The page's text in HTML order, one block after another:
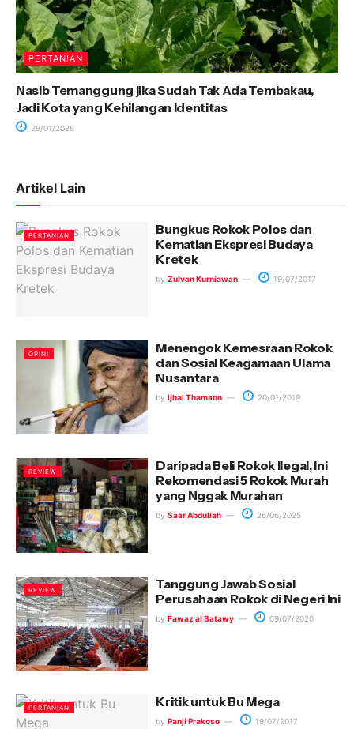
PERTANIAN
Nasib Temanggung jika Sudah Tak Ada Tembakau,
Jadi Kota yang Kehilangan Identitas
29/01/2025
Artikel Lain
PERTANIAN
Bungkus Rokok Polos dan
Kematian Ekspresi Budaya
Kretek
by Zulvan Kurniawan 19/07/2017
OPINI
Menengok Kemesraan Rokok
dan Sosial Keagamaan Ulama
Nusantara
by Ijhal Thamaon 20/01/2019
REVIEW
Daripada Beli Rokok Ilegal, Ini
Rekomendasi 5 Rokok Murah
yang Nggak Murahan
by Saar Abdullah 26/06/2025
REVIEW
Tanggung Jawab Sosial
Perusahaan Rokok di Negeri Ini
by Fawaz al Batawy 09/07/2020
PERTANIAN Kritik untuk Bu Mega
by Panji Prakoso 19/07/2017